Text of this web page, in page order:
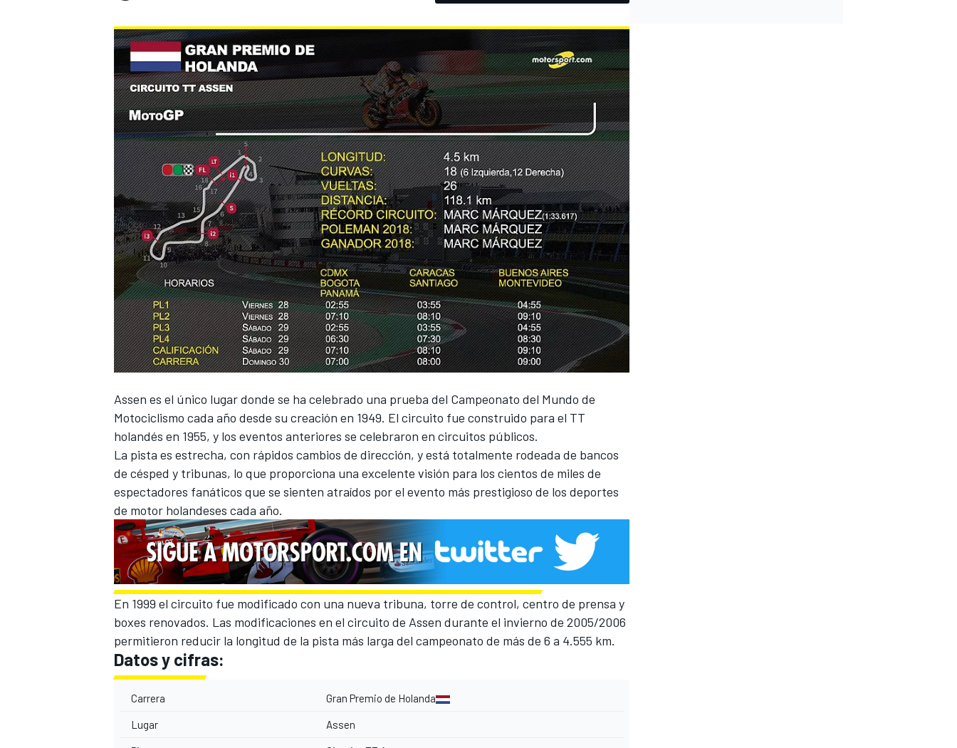
NASCAR CUP
FÓRMULA E
WRC
Assen es el único lugar donde se ha celebrado una prueba del Campeonato del Mundo de
Motociclismo cada año desde su creación en 1949. El circuito fue construido para el TT
holandés en 1955, y los eventos anteriores se celebraron en circuitos públicos.
La pista es estrecha, con rápidos cambios de dirección, y está totalmente rodeada de bancos
de césped y tribunas, lo que proporciona una excelente visión para los cientos de miles de
espectadores fanáticos que se sienten atraídos por el evento más prestigioso de los deportes
de motor holandeses cada año.
En 1999 el circuito fue modificado con una nueva tribuna, torre de control, centro de prensa y
boxes renovados. Las modificaciones en el circuito de Assen durante el invierno de 2005/2006
permitieron reducir la longitud de la pista más larga del campeonato de más de 6 a 4.555 km.
Datos y cifras:
Carrera Gran Premio de Holanda
Lugar Assen